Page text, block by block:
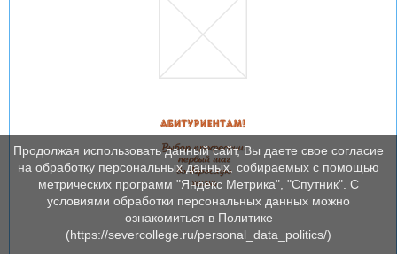
Продолжая использовать данный сайт, Вы даете свое согласие
на обработку персональных данных, собираемых с помощью
метрических программ "Яндекс Метрика", "Спутник". С
условиями обработки персональных данных можно
ознакомиться в Политике
(https://severcollege.ru/personal_data_politics/)